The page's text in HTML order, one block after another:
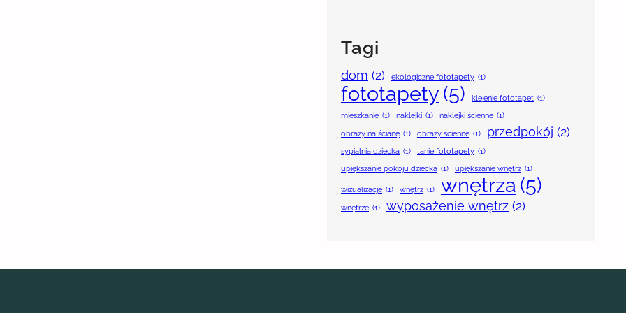
Tagi
dom (2) ekologiczne fototapety (1)
fototapety (5) klejenie fototapet (1)
mieszkanie (1) naklejki (1) naklejki ścienne (1)
obrazy na ścianę (1) obrazy ścienne (1) przedpokój (2)
sypialnia dziecka (1) tanie fototapety (1)
upiększanie pokoju dziecka (1) upiększanie wnętrz (1)
wizualizacje (1) wnętrz (1) wnętrza (5)
wnętrze (1) wyposażenie wnętrz (2)